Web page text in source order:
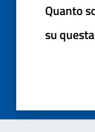
Quanto
su